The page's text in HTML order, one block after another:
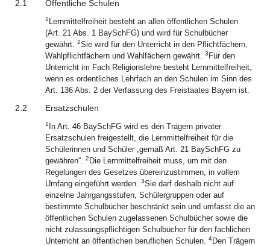
2.1
Öffentliche Schulen
1 Lernmittelfreiheit besteht an allen öffentlichen Schulen
(Art. 21 Abs. 1 BaySchFG) und wird für Schulbücher
gewährt. 2Sie wird für den Unterricht in den Pflichtfächern,
Wahlpflichtfächern und Wahlfächern gewährt. 3 Für den
Unterricht im Fach Religionslehre besteht Lernmittelfreiheit,
wenn es ordentliches Lehrfach an den Schulen im Sinn des
Art. 136 Abs. 2 der Verfassung des Freistaates Bayern ist.
2.2 Ersatzschulen
1 In Art. 46 BaySchFG wird es den Trägern privater
Ersatzschulen freigestellt, die Lernmittelfreiheit für die
Schülerinnen und Schüler „gemäß Art. 21 BaySchFG zu
gewähren“. 2 Die Lernmittelfreiheit muss, um mit den
Regelungen des Gesetzes übereinzustimmen, in vollem
Umfang eingeführt werden. 3Sie darf deshalb nicht auf
einzelne Jahrgangsstufen, Schülergruppen oder auf
bestimmte Schulbücher beschränkt sein und umfasst die an
öffentlichen Schulen zugelassenen Schulbücher sowie die
nicht zulassungspflichtigen Schulbücher für den fachlichen
Unterricht an öffentlichen beruflichen Schulen. 4Den Trägern